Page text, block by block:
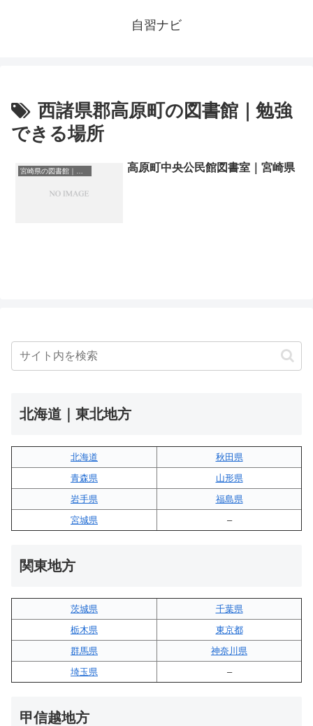
自習ナビ
西諸県郡高原町の図書館｜勉強
できる場所
高原町中央公民館図書室｜宮崎県
北海道｜東北地方
北海道
秋田県
青森県
山形県
岩手県
福島県
宮城県
–
関東地方
茨城県
千葉県
栃木県
東京都
群馬県
神奈川県
埼玉県
–
甲信越地方